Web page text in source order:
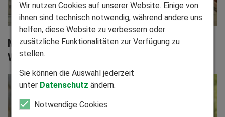
Maßgenaue Fertigung in eigenen deutschen
Werken
Wir nutzen Cookies auf unserer Website. Einige von
ihnen sind technisch notwendig, während andere uns
helfen, diese Website zu verbessern oder
zusätzliche Funktionalitäten zur Verfügung zu
stellen.
Sie können die Auswahl jederzeit
unter Datenschutz ändern.
Notwendige Cookies